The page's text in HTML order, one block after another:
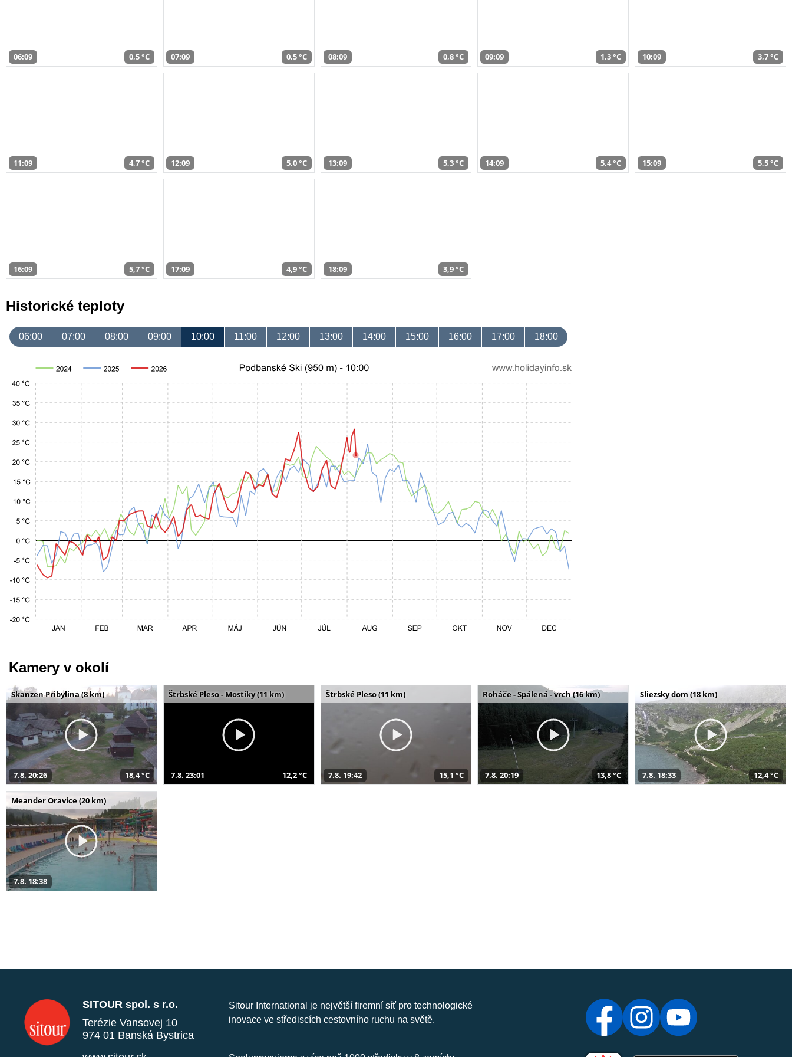
06:09 0,5 °C 07:09 0,5 °C 08:09 0,8 °C 09:09 1,3 °C 10:09 3,7 °C
11:09 4,7 °C 12:09 5,0 °C 13:09 5,3 °C 14:09 5,4 °C 15:09 5,5 °C
16:09 5,7 °C 17:09 4,9 °C 18:09 3,9 °C
Historické teploty
06:00 07:00 08:00 09:00 10:00 11:00 12:00 13:00 14:00 15:00 16:00 17:00 18:00
Kamery v okolí
Skanzen Pribylina (8 km)
7.8. 20:26 18,4 °C
Štrbské Pleso - Mostíky (11 km)
7.8. 23:01 12,2 °C
Štrbské Pleso (11 km)
7.8. 19:42 15,1 °C
Roháče - Spálená - vrch (16 km)
7.8. 20:19 13,8 °C
Sliezsky dom (18 km)
7.8. 18:33 12,4 °C
Meander Oravice (20 km)
7.8. 18:38
SITOUR spol. s r.o.
Terézie Vansovej 10
974 01 Banská Bystrica
Sitour International je největší firemní síť pro technologické
inovace ve střediscích cestovního ruchu na světě.